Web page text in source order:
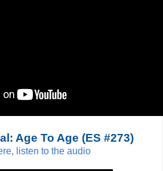
Age To Age (ES #273)
listen to the audio